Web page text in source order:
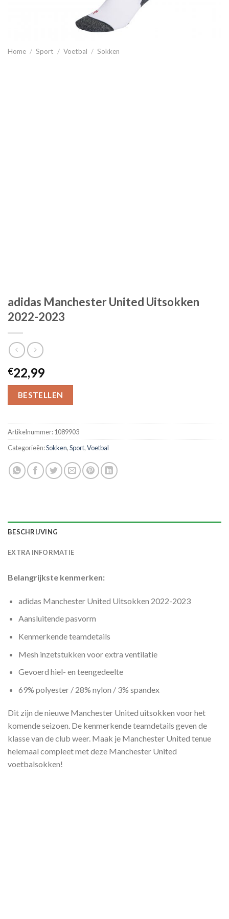
Home / Sport / Voetbal / Sokken
adidas Manchester United Uitsokken
2022-2023
€22,99
BESTELLEN
Artikelnummer:1089903
Categorieën:Sokken,Sport,Voetbal
BESCHRIJVING
EXTRA INFORMATIE
Belangrijkste kenmerken:
adidas Manchester United Uitsokken 2022-2023
Aansluitende pasvorm
Kenmerkende teamdetails
Mesh inzetstukken voor extra ventilatie
Gevoerd hiel- en teengedeelte
69% polyester / 28% nylon / 3% spandex
Dit zijn de nieuwe Manchester United uitsokken voor het
komende seizoen. De kenmerkende teamdetails geven de
klasse van de club weer. Maak je Manchester United tenue
helemaal compleet met deze Manchester United
voetbalsokken!